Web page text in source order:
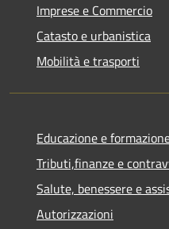
Imprese e Commercio
Catasto e urbanistica
Mobilità e trasporti
Educazione e
Tributi,finanze e
Salute, benessere e
Autorizzazioni